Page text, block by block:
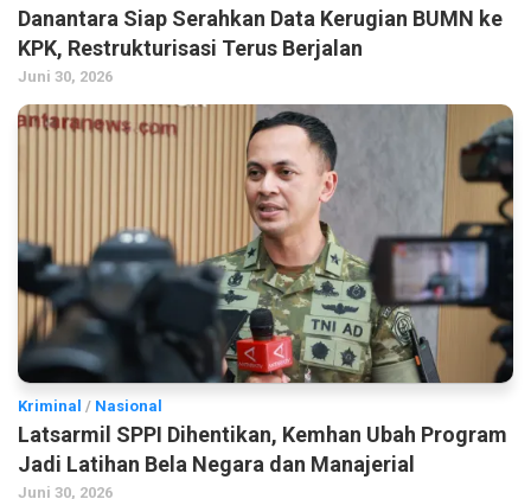
Danantara Siap Serahkan Data Kerugian BUMN ke
KPK, Restrukturisasi Terus Berjalan
Juni 30, 2026
Kriminal / Nasional
Latsarmil SPPI Dihentikan, Kemhan Ubah Program
Jadi Latihan Bela Negara dan Manajerial
Juni 30, 2026